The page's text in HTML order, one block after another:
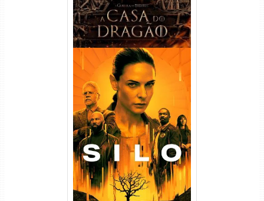
Silo 1ª Temporada Torrent
(2023) WEB-DL
720p/1080p/4K Dual Áudio